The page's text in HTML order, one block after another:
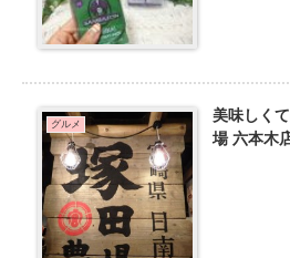
グルメ
美味しく
場 六本木